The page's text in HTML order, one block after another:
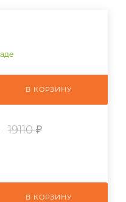
В КОРЗИНУ
19110 ₽
В КОРЗИНУ